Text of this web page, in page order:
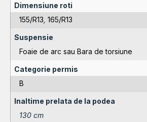
Dimensiune roti
155/R13 165/R13
Suspensie
Foaie de arc sau Bara de torsiune
Categorie permis
B
Inaltime prelata de la podea
130 cm